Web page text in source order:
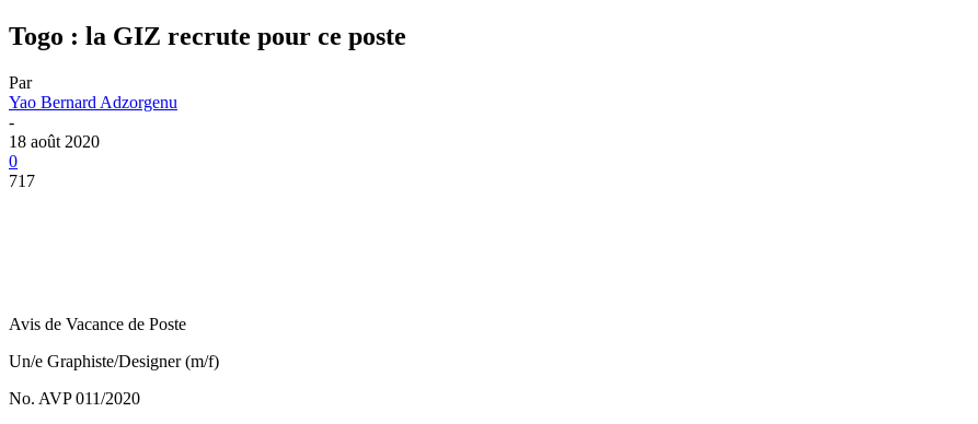
Togo : la GIZ recrute pour ce poste
Par
Yao Bernard Adzorgenu
-
18 août 2020
0
717
Avis de Vacance de Poste
Un/e Graphiste/Designer (m/f)
No. AVP 011/2020